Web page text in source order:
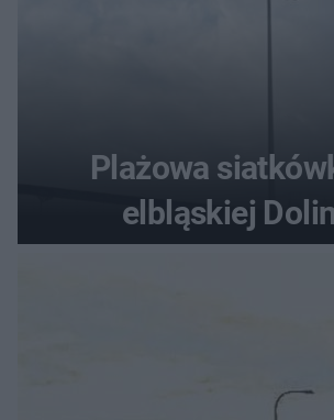
Plażowa
elbląskiej